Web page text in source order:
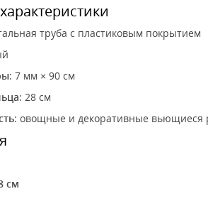
труба с пластиковым покрытием
: 7 мм × 90 см
: 28 см
: овощные и декоративные вьющиеся
см